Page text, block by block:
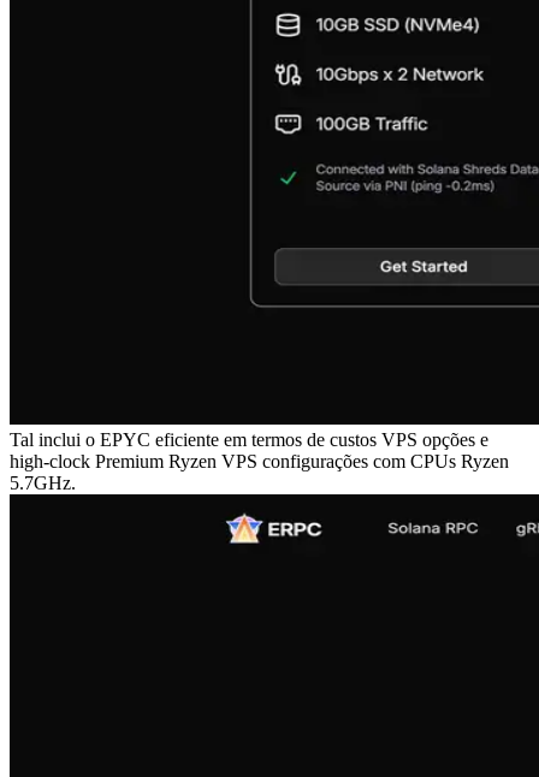
Tal inclui o EPYC eficiente em termos de custos VPS opções e
high-clock Premium Ryzen VPS configurações com CPUs Ryzen
5.7GHz.